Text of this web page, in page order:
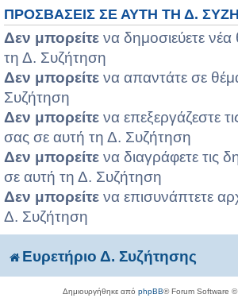
ΠΡΟΣΒΆΣΕΙΣ ΣΕ ΑΥΤΉ ΤΗ Δ.
Δεν μπορείτε να δημοσιεύετε
τη Δ. Συζήτηση
Δεν μπορείτε να απαντάτε σε
Συζήτηση
Δεν μπορείτε να επεξεργάζεστε
σας σε αυτή τη Δ. Συζήτηση
Δεν μπορείτε να διαγράφετε τις
σε αυτή τη Δ. Συζήτηση
Δεν μπορείτε να επισυνάπτετε
Δ. Συζήτηση
Ευρετήριο Δ. Συζήτησης
Δημιουργήθηκε από phpBB® Forum Software